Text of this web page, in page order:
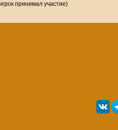
принимал участие)